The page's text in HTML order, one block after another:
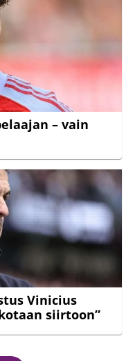
– vain
Vinicius
siirtoon”